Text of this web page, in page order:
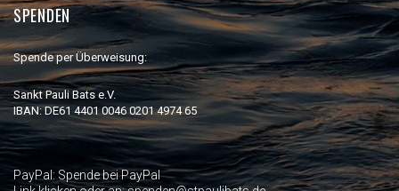
SPENDEN
Spende per Überweisung:
Sankt Pauli Bats e.V.
IBAN: DE61 4401 0046 0201 4974 65
PayPal: Spende bei PayPal